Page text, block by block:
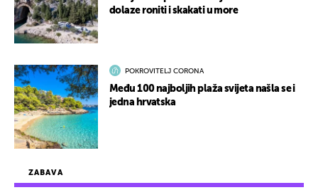
ZABAVA
dolaze roniti i skakati u more
POKROVITELJ CORONA
Među 100 najboljih plaža svijeta našla se i
jedna hrvatska